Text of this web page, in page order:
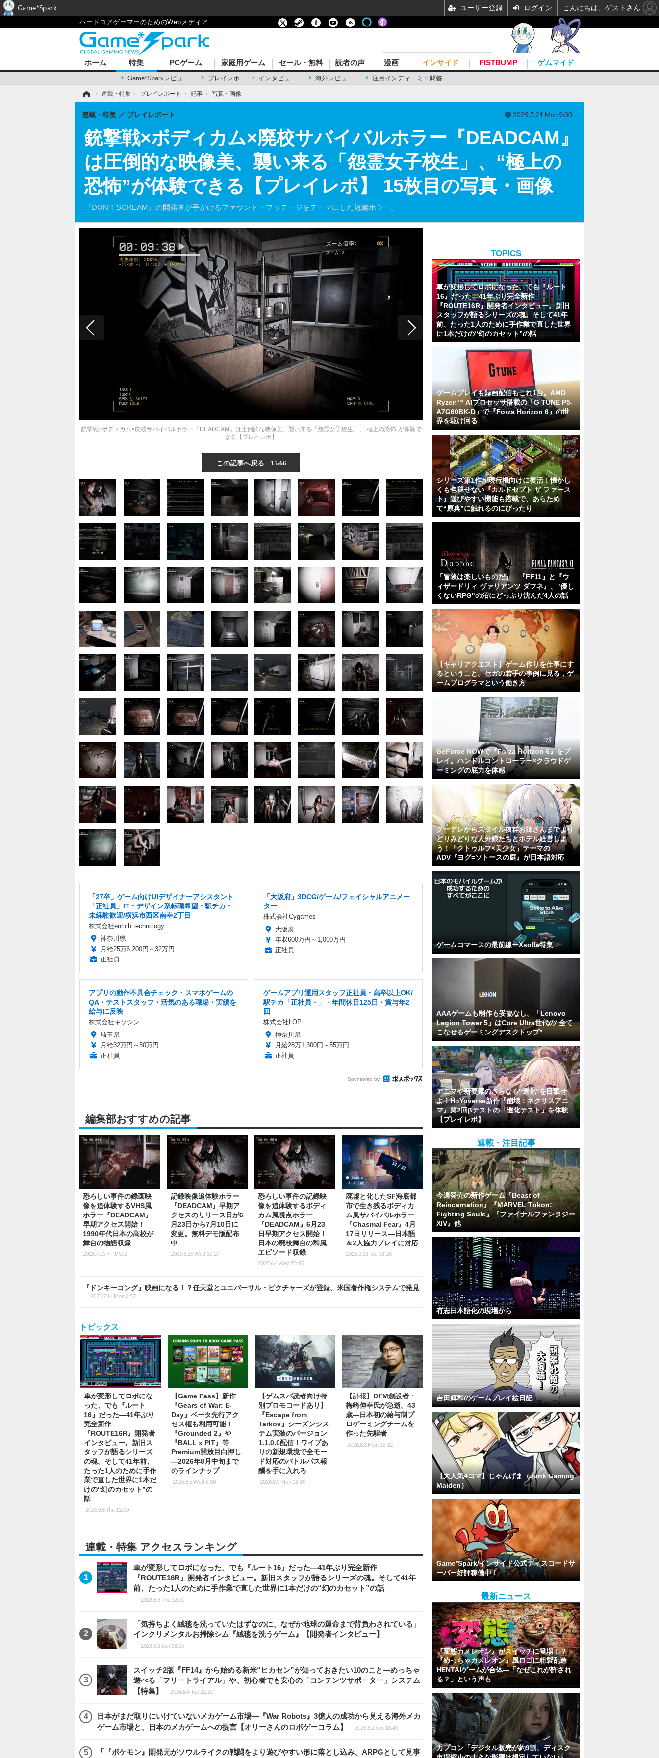
ハードコアゲーマーのためのWebメディア
ホーム 特集
Game*Sparkレビュー プレイレポ インタビュー 海外レビュー 注目インディーミニ問答
PCゲーム 家庭用ゲーム セール・無料 読者の声 漫画 インサイド FISTBUMP ゲムマイド
› 連載・特集 › プレイレポート › 記事 › 写真・画像
銃撃戦×ボディカム×廃校サバイバルホラー『DEADCAM』
は圧倒的な映像美、襲い来る「怨霊女子校生」、“極上の
恐怖”が体験できる【プレイレポ】 15枚目の写真・画像
『DON'T SCREAM』の開発者が手がけるファウンド・フッテージをテーマにした短編ホラー。
連載・特集 プレイレポート 2025.7.21 Mon 9:00
銃撃戦×ボディカム×廃校サバイバルホラー『DEADCAM』は圧倒的な映像美、襲い来る「怨霊女子校生」、“極上の恐怖”が体験で
きる【プレイレポ】
この記事へ戻る 15/66
「27卒」ゲーム向けUIデザイナーアシスタント
「正社員」IT・デザイン系転職希望・駅チカ・
未経験歓迎/横浜市西区南幸2丁目
株式会社enrich technology
神奈川県
月給25万6,200円～32万円
正社員
「大阪府」3DCG/ゲーム/フェイシャルアニメー
ター
株式会社Cygames
大阪府
年収600万円～1,000万円
正社員
アプリの動作不具合チェック・スマホゲームの
QA・テストスタッフ・活気のある職場・実績を
給与に反映
株式会社キソシン
埼玉県
月給32万円～50万円
正社員
ゲームアプリ運用スタッフ正社員・高卒以上OK/
駅チカ「正社員・」・年間休日125日・賞与年2
回
株式会社LOP
神奈川県
月給28万1,300円～55万円
正社員
Sponsored by
編集部おすすめの記事
恐ろしい事件の録画映
像を追体験するVHS風
ホラー『DEADCAM』
早期アクセス開始！
1990年代日本の高校が
舞台の物語収録
2025.7.11 Fri 19:02
記録映像追体験ホラー
『DEADCAM』早期ア
クセスのリリース日が6
月23日から7月10日に
変更。無料デモ版配布
中
2025.6.25 Wed 10:27
恐ろしい事件の記録映
像を追体験するボディ
カム風視点ホラー
『DEADCAM』6月23
日早期アクセス開始！
日本の廃校舞台の和風
エピソード収録
2025.6.4 Wed 15:45
廃墟と化したSF海底都
市で生き残るボディカ
ム風サバイバルホラー
『Chasmal Fear』4月
17日リリース―日本語
＆2人協力プレイに対応
2025.3.18 Tue 18:26
『ドンキーコング』映画になる！？任天堂とユニバーサル・ピクチャーズが登録、米国著作権システムで発見
2025.7.14 Mon 0:57
トピックス
車が変形してロボにな
った、でも『ルート
16』だった―41年ぶり
完全新作
『ROUTE16R』開発者
インタビュー。新旧ス
タッフが語るシリーズ
の魂。そして41年前、
たった1人のために手作
業で直した世界に1本だ
けの“幻のカセット”の
話
2026.8.6 Thu 12:00
【Game Pass】新作
『Gears of War: E-
Day』ベータ先行アク
セス権も利用可能！
『Grounded 2』や
『BALL x PIT』等
Premium開放目白押し
―2026年8月中旬まで
のラインナップ
2026.8.5 Wed 6:00
【ゲムスパ読者向け特
別プロモコードあり】
『Escape from
Tarkov』シーズンシス
テム実装のバージョン
1.1.0.0配信！ワイプあ
りの新規環境で全モー
ド対応のバトルパス報
酬を手に入れろ
2026.8.3 Mon 18:30
【訃報】DFM創設者・
梅崎伸幸氏が急逝。43
歳―日本初の給与制プ
ロゲーミングチームを
作った先駆者
2026.8.3 Mon 15:12
連載・特集 アクセスランキング
車が変形してロボになった、でも『ルート16』だった―41年ぶり完全新作
『ROUTE16R』開発者インタビュー。新旧スタッフが語るシリーズの魂。そして41年
前、たった1人のために手作業で直した世界に1本だけの“幻のカセット”の話
2026.8.6 Thu 12:00
「気持ちよく絨毯を洗っていたはずなのに、なぜか地球の運命まで背負わされている」
インクリメンタルお掃除シム『絨毯を洗うゲーム』【開発者インタビュー】
2026.8.2 Sun 18:15
スイッチ2版『FF14』から始める新米“ヒカセン”が知っておきたい10のこと―めっちゃ
遊べる「フリートライアル」や、初心者でも安心の「コンテンツサポーター」システム
【特集】
2026.8.4 Tue 22:20
日本がまだ取りにいけていないメカゲーム市場―『War Robots』3億人の成功から見える海外メカ
ゲーム市場と、日本のメカゲームへの提言【オリーさんのロボゲーコラム】
2026.8.2 Sun 18:45
「『ポケモン』開発元がソウルライクの戦闘をより遊びやすい形に落とし込み、ARPGとして見事
TOPICS
車が変形してロボになった、でも『ルート
16』だった―41年ぶり完全新作
『ROUTE16R』開発者インタビュー。新旧
スタッフが語るシリーズの魂。そして41年
前、たった1人のために手作業で直した世界
に1本だけの“幻のカセット”の話
ゲームプレイも録画配信もこれ1台。AMD
Ryzen™ AIプロセッサ搭載の「G TUNE P5-
A7G60BK-D」で『Forza Horizon 6』の世
界を駆け回る
シリーズ第1作が現行機向けに復活！懐かし
くも色褪せない『カルドセプト ザ ファース
ト』遊びやすい機能も搭載で、あらため
て“原典”に触れるのにぴったり
「冒険は楽しいものだ」 ─『FF11』と『ウ
ィザードリィ ヴァリアンツ ダフネ』、"優し
くないRPG"の沼にどっぷり沈んだ4人の話
【キャリアクエスト】ゲーム作りを仕事にす
るということ。セガの若手の事例に見る，ゲ
ームプログラマという働き方
GeForce NOWで『Forza Horizon 6』をプ
レイ。ハンドルコントローラー×クラウドゲ
ーミングの底力を体感
クーデレからスタイル抜群お姉さんまでより
どりみどりな人外娘たちとホテル経営しよ
う！「クトゥルフ×美少女」テーマの
ADV『ヨグ=ソトースの庭』が日本語対応
ゲームコマースの最前線ーXsolla特集
AAAゲームも制作も妥協なし。「Lenovo
Legion Tower 5」はCore Ultra世代の“全て
こなせるゲーミングデスクトップ”
アニマや新要素のさらなる“進化”を目撃せ
よ！HoYoverse新作『崩壊：ネクサスアニ
マ』第2回βテストの「進化テスト」を体験
【プレイレポ】
連載・注目記事
今週発売の新作ゲーム『Beast of
Reincarnation』『MARVEL Tōkon:
Fighting Souls』『ファイナルファンタジー
XIV』他
有志日本語化の現場から
吉田輝和のゲームプレイ絵日記
【大人気4コマ】じゃんげま（Junk Gaming
Maiden）
Game*Spark/インサイド公式ディスコードサ
ーバー好評稼働中！
最新ニュース
『変態カメレオン』がスイッチに登場！？
『めっちゃカメレオン』風ロゴに粗製乱造
HENTAIゲームが合体―「なぜこれが許され
る？」という声も
カプコン「デジタル販売が約9割、ディスク
Game*Spark ユーザー登録 ログイン こんにちは、ゲストさん